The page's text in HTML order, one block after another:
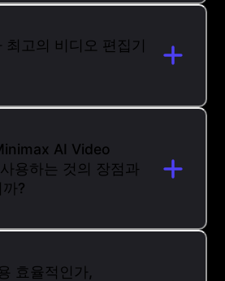
고의 비디오 편집기
AI Video
용하는 것의 장점과
?
효율적인가,